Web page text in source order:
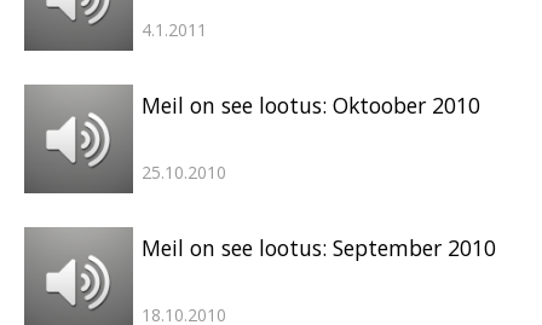
4.1.2011
Meil on see lootus: Oktoober 2010
25.10.2010
Meil on see lootus: September 2010
18.10.2010